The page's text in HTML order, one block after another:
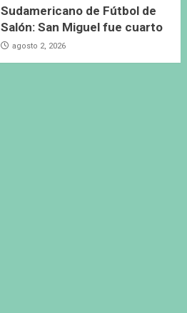
Sudamericano de Fútbol de
Salón: San Miguel fue cuarto
agosto 2, 2026